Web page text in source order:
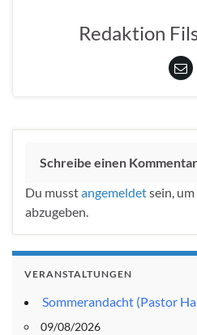
Redaktion
Schreibe einen Kommentar
Du musstangemeldetsein,
abzugeben.
VERANSTALTUNGEN
Sommerandacht (Pastor
09/08/2026